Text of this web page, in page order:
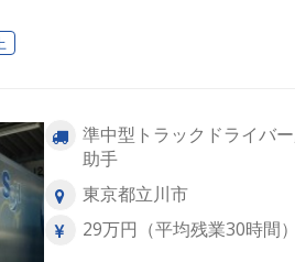
準中型トラックドライバ
助手
東京都立川市
29万円（平均残業30時間）